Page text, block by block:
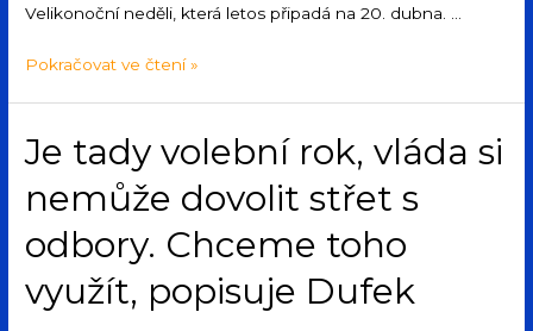
Velikonoční neděli, která letos připadá na 20. dubna. …
Pokračovat ve čtení »
Je tady volební rok, vláda si
nemůže dovolit střet s
odbory. Chceme toho
využít, popisuje Dufek